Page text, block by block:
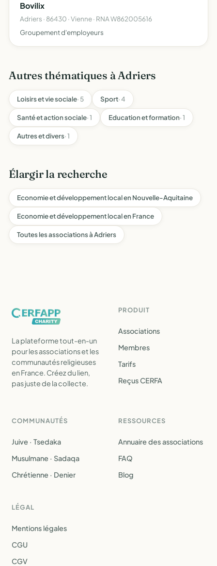
Bovilix
Adriers · 86430 · Vienne · RNA W862005616
Groupement d'employeurs
Autres thématiques à Adriers
Loisirs et vie sociale· 5 Sport· 4
Santé et action sociale· 1 Education et formation· 1
Autres et divers· 1
Élargir la recherche
Economie et développement local en Nouvelle-Aquitaine
Economie et développement local en France
Toutes les associations à Adriers
La plateforme tout-en-un
pour les associations et les
communautés religieuses
en France. Créez du lien,
pas juste de la collecte.
PRODUIT
Associations
Membres
Tarifs
Reçus CERFA
COMMUNAUTÉS
Juive · Tsedaka
Musulmane · Sadaqa
Chrétienne · Denier
RESSOURCES
Annuaire des associations
FAQ
Blog
LÉGAL
Mentions légales
CGU
CGV